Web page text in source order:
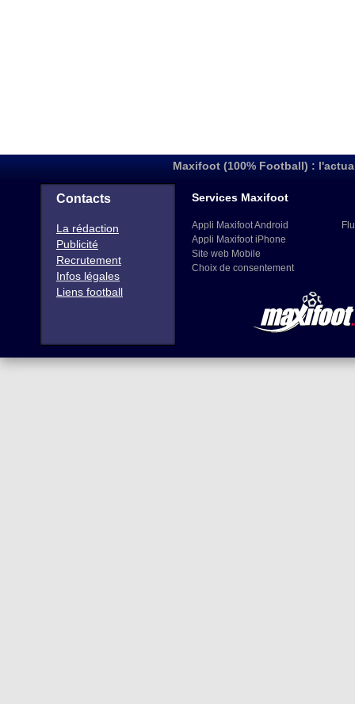
Maxifoot (100% Football) :
Contacts
La rédaction
Publicité
Recrutement
Infos légales
Liens football
Services Maxifoot
Appli Maxifoot Android
Appli Maxifoot iPhone
Site web Mobile
Choix de consentement